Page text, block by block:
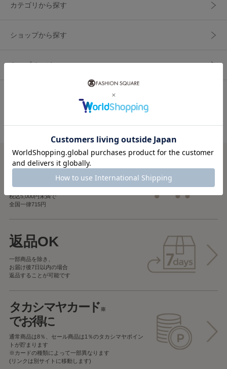
カテゴリから探す
ショップから探す
トップページへ
さらに絞り込む
税込5,000円以上で
送料無料
税込5,000円未満で
全国一律715円
返品OK
一部商品を除き、
お届け後7日以内の場合
返品することが可能です
タカシマヤカード※
でお得に
通常商品は8％、セール商品は1％のタカシマヤポイン
トが貯まります
※カードの種類によって一部異なります
(リンクは別サイトに移動します)